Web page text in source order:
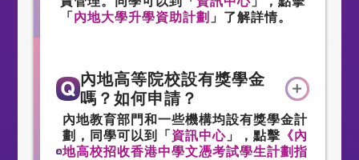
「 內地大學升學資助計劃 」了解詳情。
內地高等院校設有獎學金
嗎？如何申請？
內地教育部門和一些機構均設有獎學金計
劃，同學可以到「 資訊中心」，點擊 《內
地高校招收香港中學文憑考試學生計劃指